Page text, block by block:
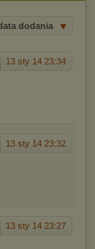
dodania
13 sty 14 23:34
13 sty 14 23:32
13 sty 14 23:27